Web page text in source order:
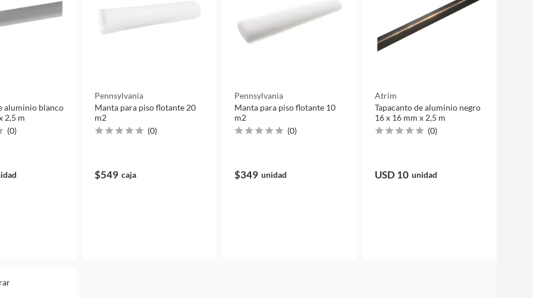
aluminio blanco
2,5 m
(0)
Pennsylvania
Manta para piso flotante 20
m2
(0)
$549 caja
Pennsylvania
Manta para piso flotante 10
m2
(0)
$349 unidad
Atrim
Tapacanto de aluminio negro
16 x 16 mm x 2,5 m
(0)
USD 10 unidad